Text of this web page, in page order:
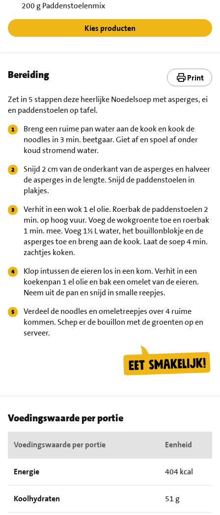
200 g Paddenstoelenmix
Kies producten
Bereiding Print
Zet in 5 stappen deze heerlijke Noedelsoep met asperges, ei
en paddenstoelen op tafel.
Breng een ruime pan water aan de kook en kook de
noodles in 3 min. beetgaar. Giet af en spoel af onder
koud stromend water.
Snijd 2 cm van de onderkant van de asperges en halveer
de asperges in de lengte. Snijd de paddenstoelen in
plakjes.
Verhit in een wok 1 el olie. Roerbak de paddenstoelen 2
min. op hoog vuur. Voeg de wokgroente toe en roerbak
1 min. mee. Voeg 1½ L water, het bouillonblokje en de
asperges toe en breng aan de kook. Laat de soep 4 min.
zachtjes koken.
Klop intussen de eieren los in een kom. Verhit in een
koekenpan 1 el olie en bak een omelet van de eieren.
Neem uit de pan en snijd in smalle reepjes.
Verdeel de noodles en omeletreepjes over 4 ruime
kommen. Schep er de bouillon met de groenten op en
serveer.
Voedingswaarde per portie
Voedingswaarde per portie Eenheid
Energie 404 kcal
Koolhydraten 51 g